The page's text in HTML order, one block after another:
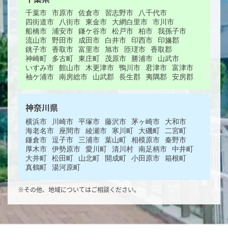
千葉市 市原市 佐倉市 習志野市
八千代市
四街道市
八街市 東金市 大網白里市
市川市
船橋市
浦安市 鎌ケ谷市 松戸市 柏市
我孫子市
流山市
野田市 成田市 白井市 印西市
印旛郡
銚子市
香取市 富里市 旭市 匝瑳市
香取郡
神崎町
多古町 東庄町 茂原市 勝浦市
山武市
いすみ市
館山市 木更津市 鴨川市 君津市
富津市
袖ケ浦市
南房総市 山武郡 長生郡 夷隅郡 安房郡
神奈川県
横浜市 川崎市 平塚市 藤沢市 茅ヶ崎市
大和市
海老名市
座間市 綾瀬市 寒川町 大磯町
二宮町
鎌倉市
逗子市 三浦市 葉山町 相模原市
秦野市
厚木市
伊勢原市 愛川町 清川村 南足柄市
中井町
大井町
松田町 山北町 開成町 小田原市
箱根町
真鶴町
湯河原町
※その他、地域についてはご相談ください。